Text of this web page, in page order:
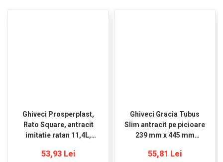
Ghiveci Prosperplast,
Rato Square, antracit
imitatie ratan 11,4L,
53,93 Lei
Ghiveci Gracia Tubus
Slim antracit pe picioare
239 mm x 445 mm
55,81 Lei